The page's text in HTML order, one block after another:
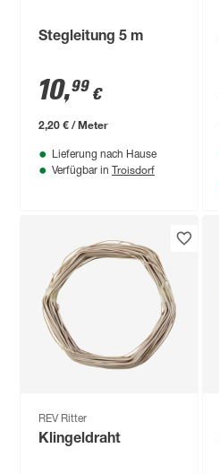
Stegleitung 5 m
10,99 €
2,20 € / Meter
Lieferung nach Hause
Verfügbar in Troisdorf
REV Ritter
Klingeldraht